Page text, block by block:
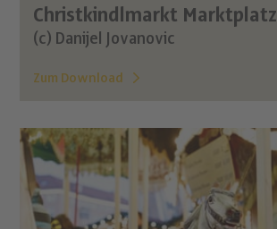
Christkindlmarkt Marktplatz
(c) Danijel Jovanovic
Zum Download